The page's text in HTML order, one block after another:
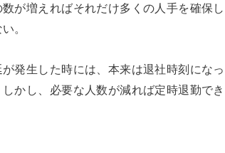
が増えればそれだけ多くの人手を確保
。
が発生した時には、本来は退社時刻にな
かし、必要な人数が減れば定時退勤でき